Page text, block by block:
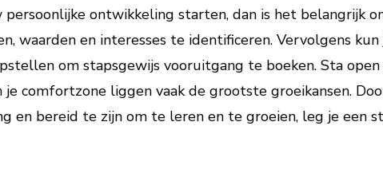
ontwikkeling starten, dan is het belangrijk
waarden en interesses te identificeren. Vervolgens
om stapsgewijs vooruitgang te boeken. Sta
comfortzone liggen vaak de grootste groeikansen.
en bereid te zijn om te leren en te groeien, leg je een